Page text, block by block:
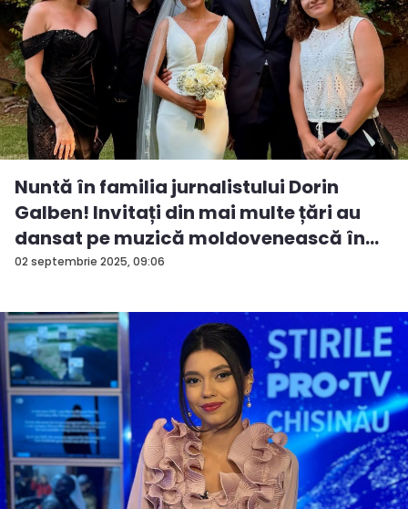
02 septembrie 2025, 09:06
Nuntă în familia jurnalistului Dorin
Galben! Invitați din mai multe țări au
dansat pe muzică moldovenească în...